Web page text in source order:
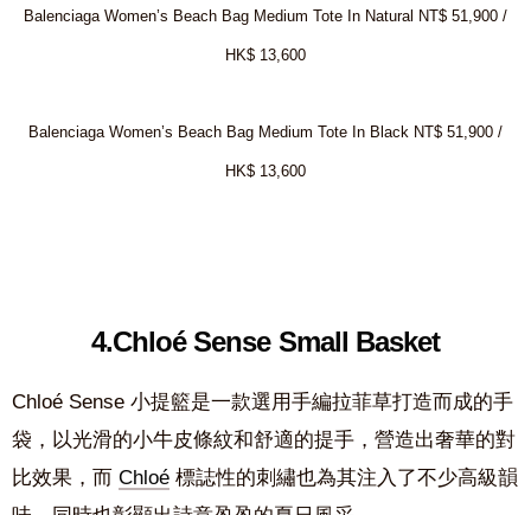
Balenciaga Women’s Beach Bag Medium Tote In Natural NT$ 51,900 /
HK$ 13,600
Balenciaga Women’s Beach Bag Medium Tote In Black NT$ 51,900 /
HK$ 13,600
4.Chloé Sense Small Basket
Chloé Sense 小提籃是一款選用手編拉菲草打造而成的手
袋，以光滑的小牛皮條紋和舒適的提手，營造出奢華的對
比效果，而 Chloé 標誌性的刺繡也為其注入了不少高級韻